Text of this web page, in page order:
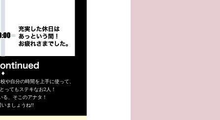
や自分の時間を上手に使って、
ってもステキなお2人！
る、そこのアナタ！
いましょうね!!